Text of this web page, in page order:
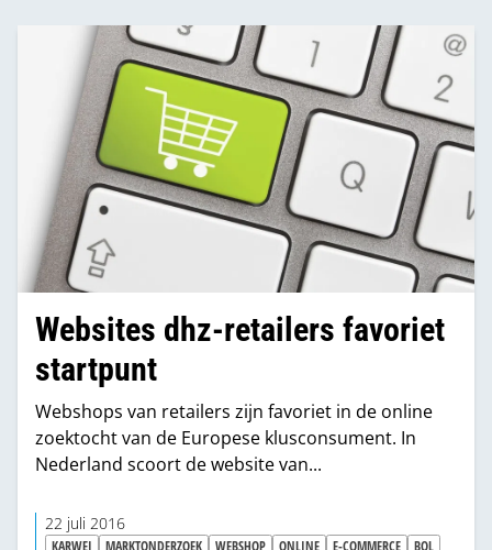
Websites dhz-retailers favoriet
startpunt
Webshops van retailers zijn favoriet in de online
zoektocht van de Europese klusconsument. In
Nederland scoort de website van...
22 juli 2016
KARWEI MARKTONDERZOEK WEBSHOP ONLINE E-COMMERCE BOL